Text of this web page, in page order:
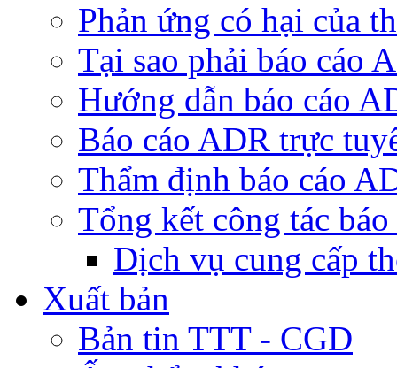
Phản ứng có hại của
Tại sao phải báo cáo
Hướng dẫn báo cáo
Báo cáo ADR trực
Thẩm định báo cáo
Tổng kết công tác
Dịch vụ cung cấp
Xuất bản
Bản tin TTT - CGD